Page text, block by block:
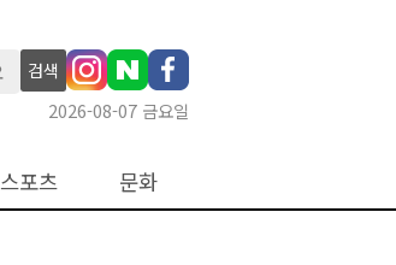
검색
2026-08-07 금요일
스포츠 문화